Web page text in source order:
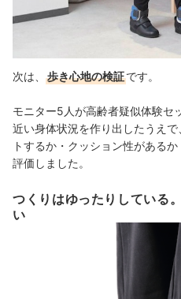
次は、 歩き心地の検証です。
モニター5人が高齢者疑似体験セ
近い身体状況を作り出したうえ
トするか・クッション性がある
評価しました。
つくりはゆったりしている
い